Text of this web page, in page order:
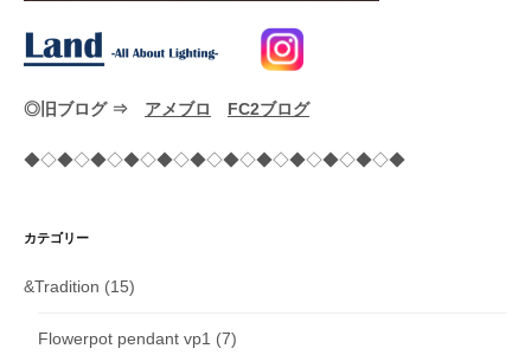
◎旧ブログ ⇒ アメブロ FC2ブログ
◆◇◆◇◆◇◆◇◆◇◆◇◆◇◆◇◆◇◆◇◆◇◆
カテゴリー
&Tradition (15)
Flowerpot pendant vp1 (7)